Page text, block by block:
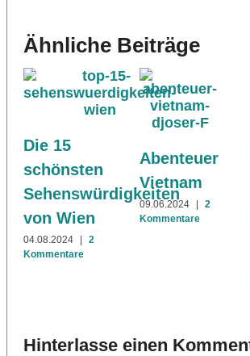
Ähnliche Beiträge
Die 15
schönsten
Sehenswürdigkeiten
von Wien
04.08.2024
2
Kommentare
Abenteuer
Vietnam
09.06.2024
2
Kommentare
Hinterlasse einen